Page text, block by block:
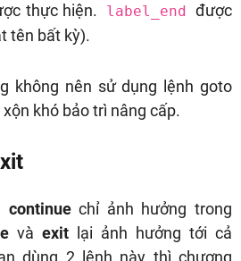
thực hiện. label_end được
tên bất kỳ).
không nên sử dụng lệnh goto
khó bảo trì nâng cấp.
continuechỉ ảnh hưởng trong
và exit lại ảnh hưởng tới cả
dùng 2 lệnh này thì chương